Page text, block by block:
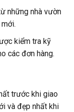
những nhà vườn
kiểm tra kỹ
các đơn hàng.
trước khi giao
và đẹp nhất khi